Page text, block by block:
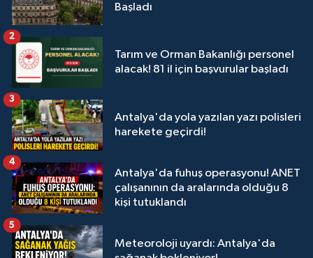
Başladı
Tarım ve Orman Bakanlığı personel
alacak! 81 il için başvurular başladı
2
Antalya'da yola yazılan yazı polisleri
harekete geçirdi!
3
Antalya'da fuhuş operasyonu! ANET
çalışanının da aralarında olduğu 8
kişi tutuklandı
4
Meteoroloji uyardı: Antalya'da
5